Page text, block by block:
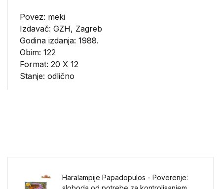
Povez: meki
Izdavač: GZH, Zagreb
Godina izdanja: 1988.
Obim: 122
Format: 20 X 12
Stanje: odlično
Haralampije Papadopulos - Poverenje: